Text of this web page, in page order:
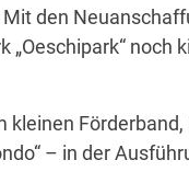
den
noch
– in der